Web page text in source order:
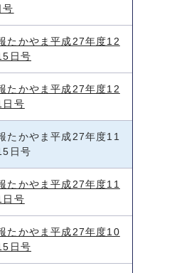
号
たかやま平成27年度12
日号
たかやま平成27年度12
日号
たかやま平成27年度11
日号
たかやま平成27年度11
日号
たかやま平成27年度10
日号